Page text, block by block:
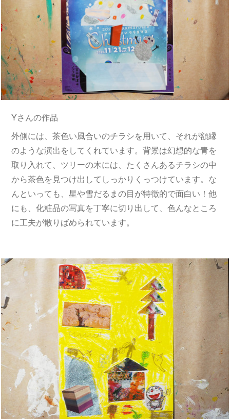
Yさんの作品
外側には、茶色い風合いのチラシを用いて、それが額縁
のような演出をしてくれています。背景は幻想的な青を
取り入れて、ツリーの木には、たくさんあるチラシの中
から茶色を見つけ出してしっかりくっつけています。な
んといっても、星や雪だるまの目が特徴的で面白い！他
にも、化粧品の写真を丁寧に切り出して、色んなところ
に工夫が散りばめられています。